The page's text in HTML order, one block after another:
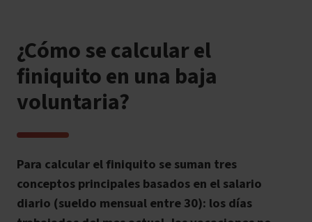
¿Cómo se calcular el
finiquito en una baja
voluntaria?
Para calcular el finiquito se suman tres
conceptos principales basados en el salario
diario (sueldo mensual entre 30): los días